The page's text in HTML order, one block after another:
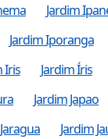
Jardim
Jardim Iporanga
Iris
Jardim Íris
Jardim Japao
Jardim